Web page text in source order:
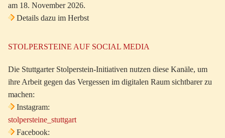
am 18. November 2026.
Details dazu im Herbst
STOLPERSTEINE AUF SOCIAL MEDIA
Die Stuttgarter Stolperstein-Initiativen nutzen diese Kanäle, um
ihre Arbeit gegen das Vergessen im digitalen Raum sichtbarer zu
machen:
Instagram:
stolpersteine_stuttgart
Facebook: